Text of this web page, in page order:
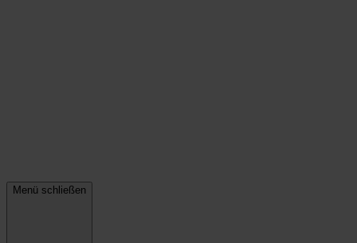
Menü schließen